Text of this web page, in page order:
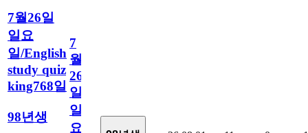
7월26일
일요
일/English
study quiz
king768일
98년생
7
월
26
일
일
요